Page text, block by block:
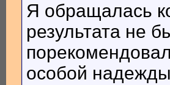
Я обращалась
результата не
особой